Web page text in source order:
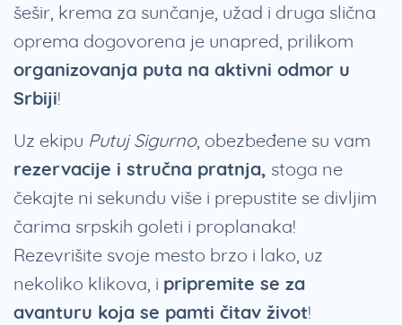
šešir, krema za sunčanje, užad i druga slična
oprema dogovorena je unapred, prilikom
organizovanja puta na aktivni odmor u
Srbiji!
Uz ekipu Putuj Sigurno, obezbeđene su vam
rezervacije i stručna pratnja, stoga ne
čekajte ni sekundu više i prepustite se divljim
čarima srpskih goleti i proplanaka!
Rezevrišite svoje mesto brzo i lako, uz
nekoliko klikova, i pripremite se za
avanturu koja se pamti čitav život!